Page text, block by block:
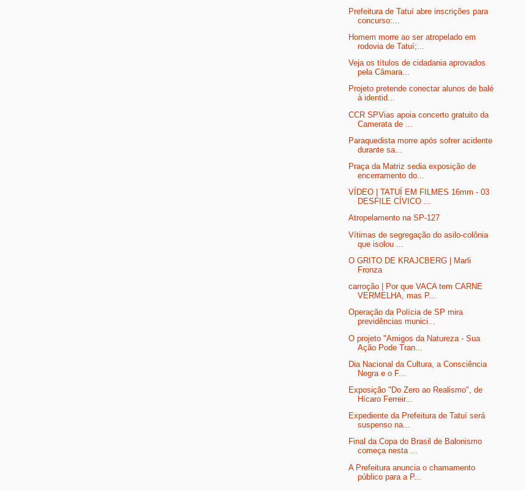
Prefeitura de Tatuí abre inscrições para
concurso:...
Homem morre ao ser atropelado em
rodovia de Tatuí;...
Veja os títulos de cidadania aprovados
pela Câmara...
Projeto pretende conectar alunos de balé
à identid...
CCR SPVias apoia concerto gratuito da
Camerata de ...
Paraquedista morre após sofrer acidente
durante sa...
Praça da Matriz sedia exposição de
encerramento do...
VÍDEO | TATUÍ EM FILMES 16mm - 03
DESFILE CÍVICO ...
Atropelamento na SP-127
Vítimas de segregação do asilo-colônia
que isolou ...
O GRITO DE KRAJCBERG | Marli
Fronza
carroção | Por que VACA tem CARNE
VERMELHA, mas P...
Operação da Polícia de SP mira
previdências munici...
O projeto "Amigos da Natureza - Sua
Ação Pode Tran...
Dia Nacional da Cultura, a Consciência
Negra e o F...
Exposição "Do Zero ao Realismo", de
Hícaro Ferreir...
Expediente da Prefeitura de Tatuí será
suspenso na...
Final da Copa do Brasil de Balonismo
começa nesta ...
A Prefeitura anuncia o chamamento
público para a P...